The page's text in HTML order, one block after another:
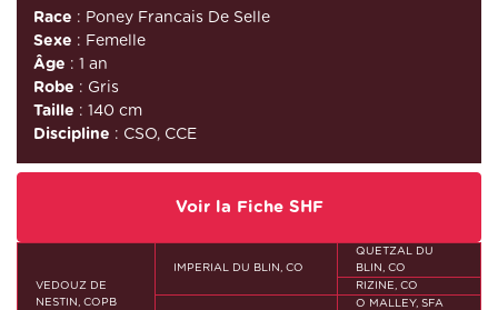
Race : Poney Francais De Selle
Sexe : Femelle
Âge : 1 an
Robe : Gris
Taille : 140 cm
Discipline : CSO, CCE
Voir la Fiche SHF
VEDOUZ DE
NESTIN, COPB
IMPERIAL DU BLIN, CO
QUETZAL DU
BLIN, CO
RIZINE, CO
O MALLEY, SFA